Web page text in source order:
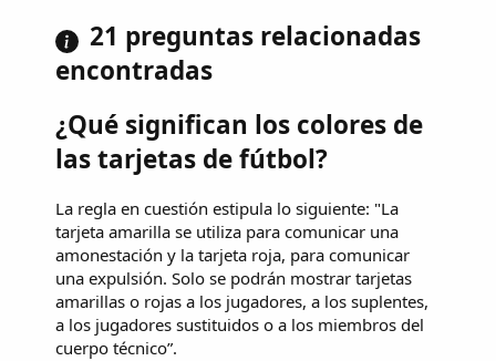
21 preguntas relacionadas
encontradas
¿Qué significan los colores de
las tarjetas de fútbol?
La regla en cuestión estipula lo siguiente: "La
tarjeta amarilla se utiliza para comunicar una
amonestación y la tarjeta roja, para comunicar
una expulsión. Solo se podrán mostrar tarjetas
amarillas o rojas a los jugadores, a los suplentes,
a los jugadores sustituidos o a los miembros del
cuerpo técnico”.